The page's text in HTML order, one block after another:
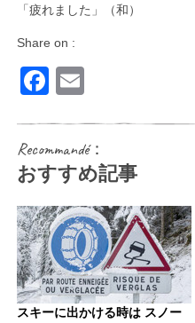
「疲れました」（和）
Share on :
Facebook
Recommandé：
おすすめ記事
スキーに出かける時は スノー